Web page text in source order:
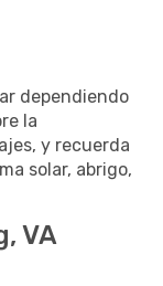
dependiendo
la
y recuerda
solar, abrigo,
VA